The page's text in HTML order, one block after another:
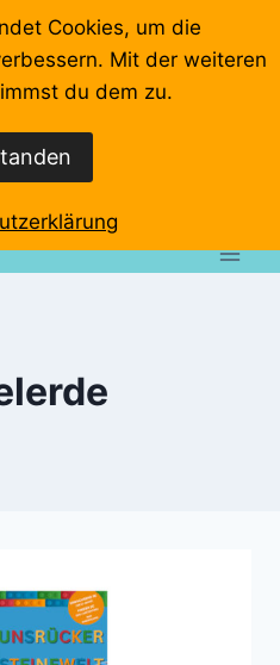
Interviews
Cookies, um die
Mit der weiteren
du dem zu.